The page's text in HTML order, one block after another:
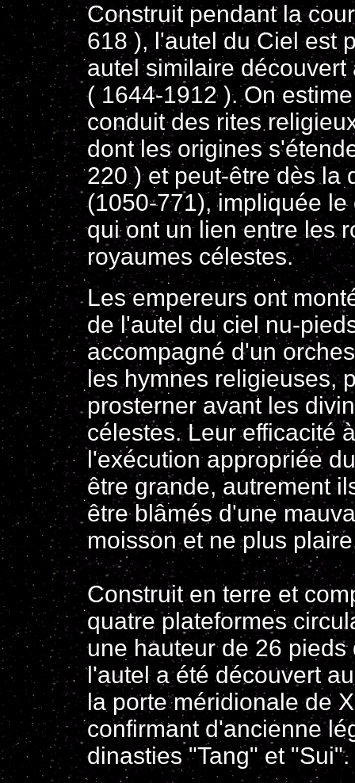
Construit pendant la
618 ), l'autel du Ciel est
autel similaire
( 1644-1912 ). On
conduit des rites
dont les origines
220 ) et peut-être dès la
(1050-771), impliquée
qui ont un lien entre les
royaumes célestes.
Les empereurs ont
de l'autel du ciel nu-
accompagné d'un
les hymnes religieuses,
prosterner avant les
célestes. Leur efficacité
l'exécution appropriée
être grande, autrement
être blâmés d'une
moisson et ne plus
Construit en terre et
quatre plateformes
une hauteur de 26 pieds
l'autel a été découvert
la porte méridionale de
confirmant d'ancienne
dinasties "Tang" et "Sui".